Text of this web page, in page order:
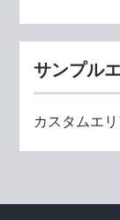
サンプル
カスタムエ